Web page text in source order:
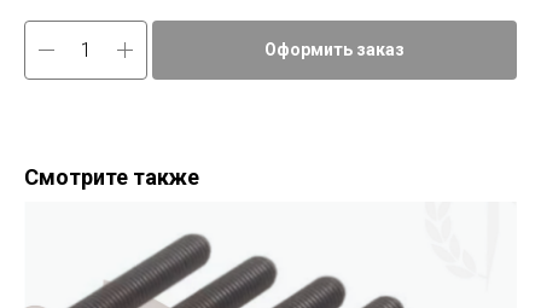
Оформить заказ
Смотрите также